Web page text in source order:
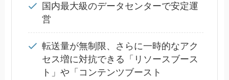
国内最大級のデータセンターで安定運
営
転送量が無制限、さらに一時的なアク
セス増に対抗できる「リソースブース
ト」や「コンテンツブースト